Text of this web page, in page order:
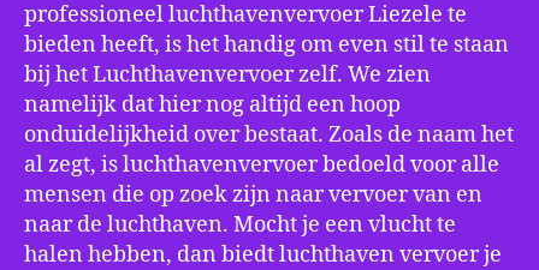
professioneel luchthavenvervoer Liezele te
bieden heeft, is het handig om even stil te staan
bij het Luchthavenvervoer zelf. We zien
namelijk dat hier nog altijd een hoop
onduidelijkheid over bestaat. Zoals de naam het
al zegt, is luchthavenvervoer bedoeld voor alle
mensen die op zoek zijn naar vervoer van en
naar de luchthaven. Mocht je een vlucht te
halen hebben, dan biedt luchthaven vervoer je